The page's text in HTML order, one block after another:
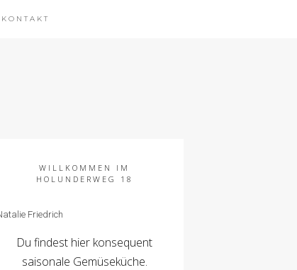
KONTAKT
WILLKOMMEN IM
HOLUNDERWEG 18
Du findest hier konsequent
saisonale Gemüseküche.